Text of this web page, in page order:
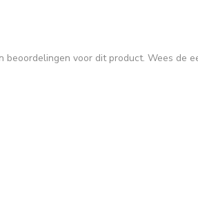
beoordelingen voor dit product. Wees de